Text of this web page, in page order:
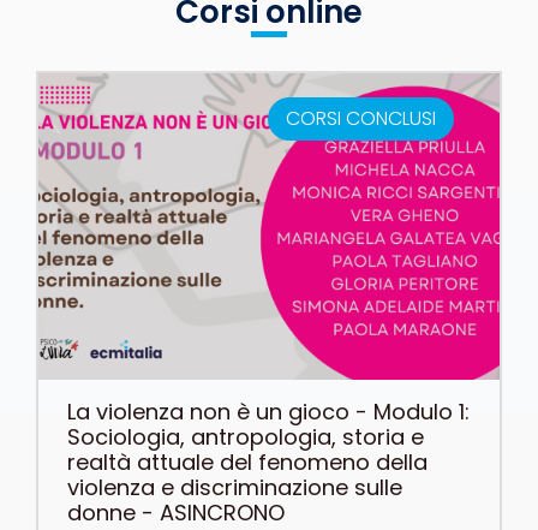
Corsi online
CORSI CONCLUSI
La violenza non è un gioco - Modulo 1:
Sociologia, antropologia, storia e
realtà attuale del fenomeno della
violenza e discriminazione sulle
donne - ASINCRONO